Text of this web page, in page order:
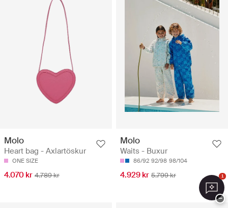
Molo
Heart bag - Axlartöskur
ONE SIZE
4.070 kr 4.789 kr
Molo
Waits - Buxur
86/92 92/98 98/104
4.929 kr 5.799 kr 1
−